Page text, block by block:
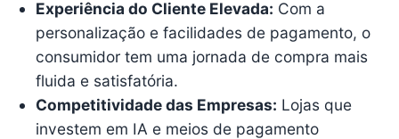
Experiência do Cliente Elevada: Com a
personalização e facilidades de pagamento, o
consumidor tem uma jornada de compra mais
fluida e satisfatória.
Competitividade das Empresas: Lojas que
investem em IA e meios de pagamento